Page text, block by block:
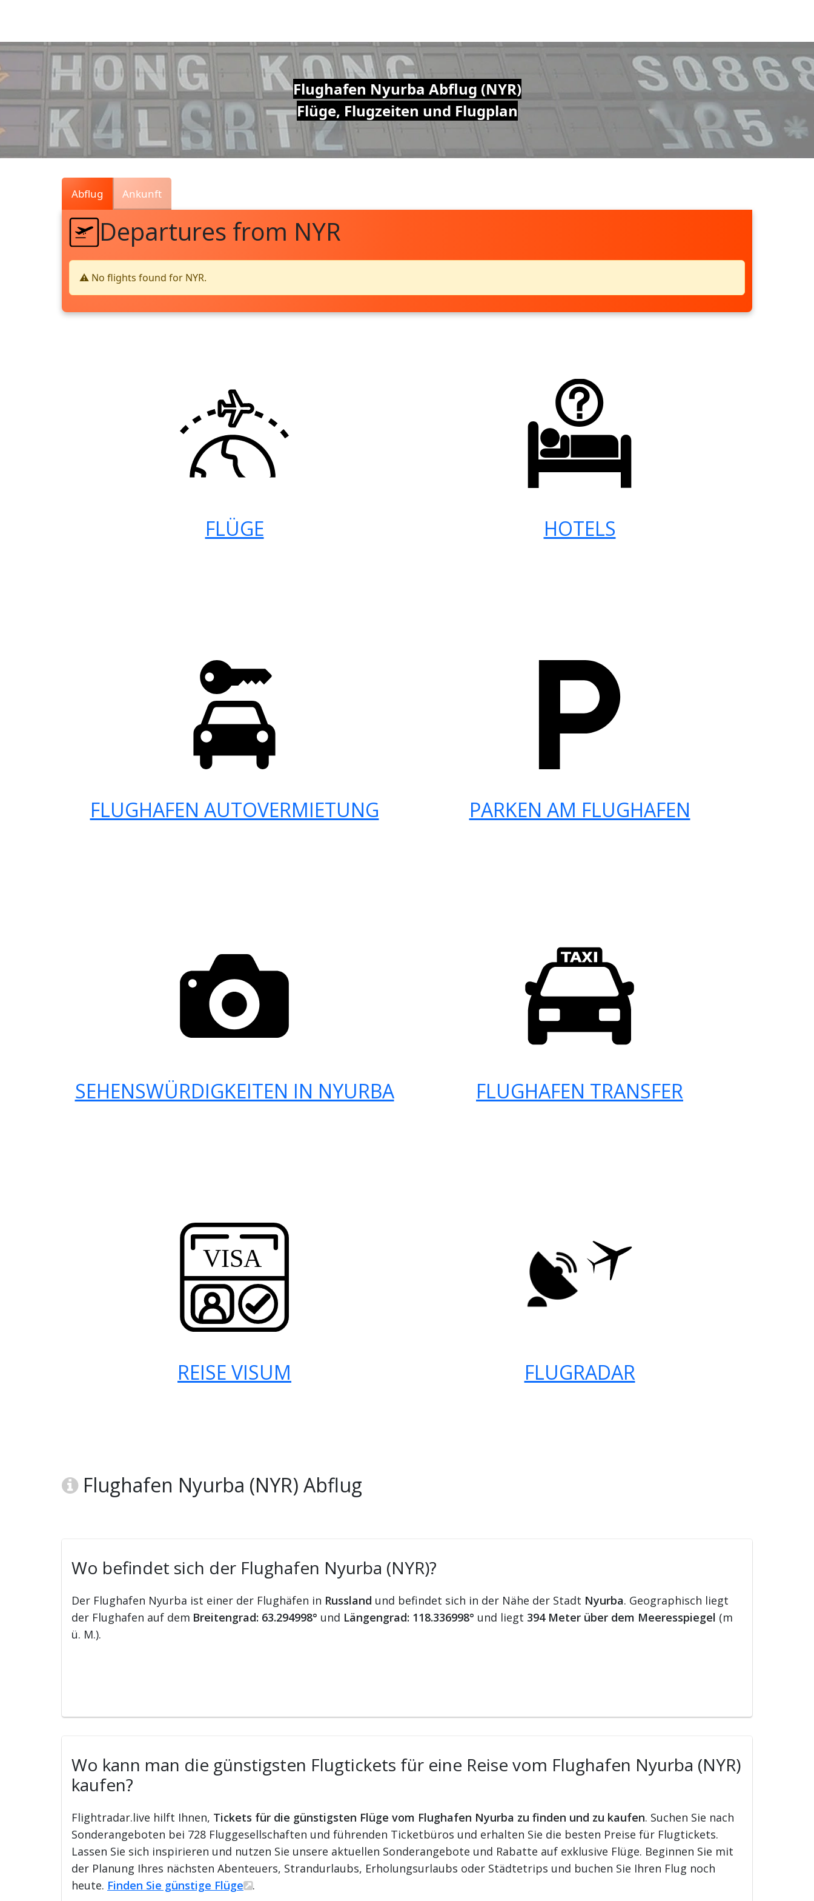
Traffic
Live
Flughafen Nyurba Abflug (NYR)
Flüge, Flugzeiten und Flugplan
Abflug Ankunft
Departures from NYR
⚠️ No flights found for NYR.
FLÜGE HOTELS
FLUGHAFEN AUTOVERMIETUNG PARKEN AM FLUGHAFEN
SEHENSWÜRDIGKEITEN IN NYURBA FLUGHAFEN TRANSFER
REISE VISUM FLUGRADAR
Flughafen Nyurba (NYR) Abflug
Wo befindet sich der Flughafen Nyurba (NYR)?
Der Flughafen Nyurba ist einer der Flughäfen in Russland und befindet sich in der Nähe der Stadt Nyurba. Geographisch liegt
der Flughafen auf dem Breitengrad: 63.294998° und Längengrad: 118.336998° und liegt 394 Meter über dem Meeresspiegel (m
ü. M.).
Wo kann man die günstigsten Flugtickets für eine Reise vom Flughafen Nyurba (NYR)
kaufen?
Flightradar.live hilft Ihnen, Tickets für die günstigsten Flüge vom Flughafen Nyurba zu finden und zu kaufen. Suchen Sie nach
Sonderangeboten bei 728 Fluggesellschaften und führenden Ticketbüros und erhalten Sie die besten Preise für Flugtickets.
Lassen Sie sich inspirieren und nutzen Sie unsere aktuellen Sonderangebote und Rabatte auf exklusive Flüge. Beginnen Sie mit
der Planung Ihres nächsten Abenteuers, Strandurlaubs, Erholungsurlaubs oder Städtetrips und buchen Sie Ihren Flug noch
heute. Finden Sie günstige Flüge .